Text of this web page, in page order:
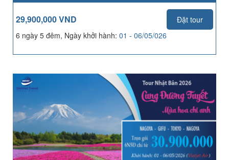
29,900,000 VND
Đặt tour
6 ngày 5 đêm, Ngày khởi hành: 01 - 06/05/026